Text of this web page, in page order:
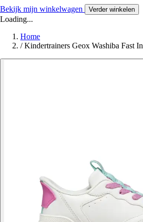
Bekijk mijn winkelwagen Verder winkelen
Loading...
Home
/ Kindertrainers Geox Washiba Fast In